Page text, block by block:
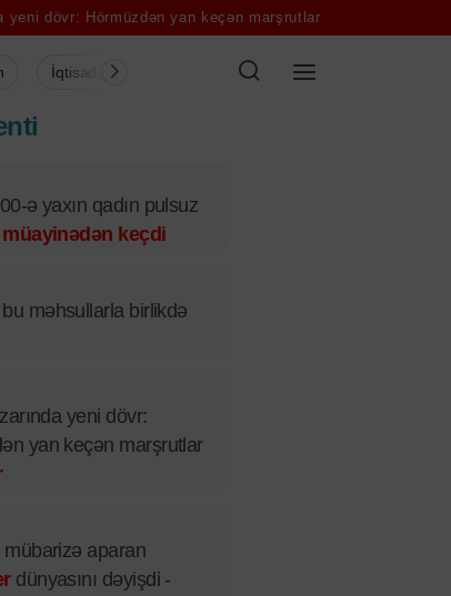
yan keçən marşrutlar önə çıxır Leykozla mübarizə
İqtisadiyyat Şou-biznes Müsahibə
ə yaxın qadın pulsuz
keçdi
bu məhsullarla birlikdə
yeni dövr:
yan keçən marşrutlar
mübarizə aparan
dünyasını dəyişdi -